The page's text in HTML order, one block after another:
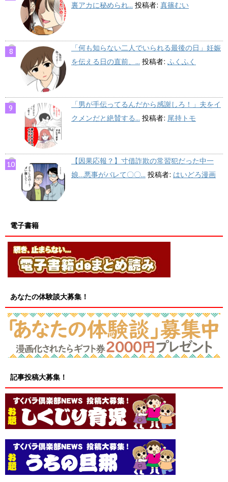
裏アカに秘められ... 投稿者: 真篠むい
「何も知らない二人でいられる最後の日」妊娠
を伝える日の直前、... 投稿者: ふくふく
「男が手伝ってるんだから感謝しろ！」夫をイ
クメンだと絶賛する... 投稿者: 尾持トモ
【因果応報？】寸借詐欺の常習犯だった中一
娘…悪事がバレて〇〇... 投稿者: はいどろ漫画
電子書籍
あなたの体験談大募集！
記事投稿大募集！